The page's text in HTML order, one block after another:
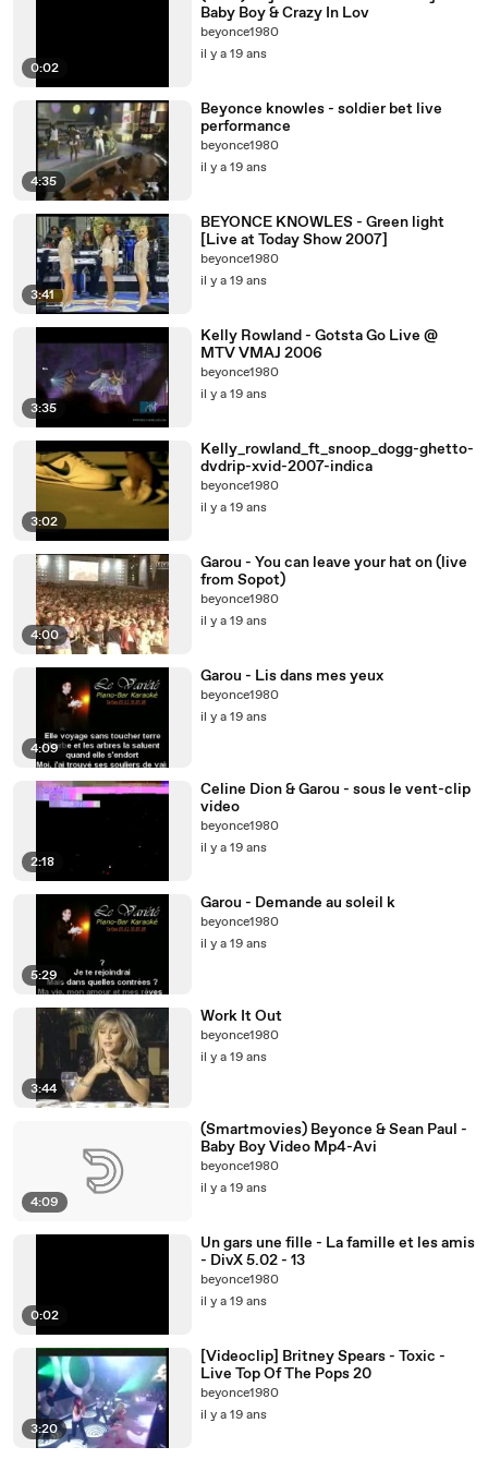
0:02
Baby Boy & Crazy In Lov
beyonce1980
il y a 19 ans
4:35
Beyonce knowles - soldier bet live
performance
beyonce1980
il y a 19 ans
3:41
BEYONCE KNOWLES - Green light
[Live at Today Show 2007]
beyonce1980
il y a 19 ans
3:35
Kelly Rowland - Gotsta Go Live @
MTV VMAJ 2006
beyonce1980
il y a 19 ans
3:02
Kelly_rowland_ft_snoop_dogg-ghetto-
dvdrip-xvid-2007-indica
beyonce1980
il y a 19 ans
4:00
Garou - You can leave your hat on (live
from Sopot)
beyonce1980
il y a 19 ans
4:09
Garou - Lis dans mes yeux
beyonce1980
il y a 19 ans
2:18
Celine Dion & Garou - sous le vent-clip
video
beyonce1980
il y a 19 ans
5:29
Garou - Demande au soleil k
beyonce1980
il y a 19 ans
3:44
Work It Out
beyonce1980
il y a 19 ans
4:09
(Smartmovies) Beyonce & Sean Paul -
Baby Boy Video Mp4-Avi
beyonce1980
il y a 19 ans
0:02
Un gars une fille - La famille et les amis
- DivX 5.02 - 13
beyonce1980
il y a 19 ans
3:20
[Videoclip] Britney Spears - Toxic -
Live Top Of The Pops 20
beyonce1980
il y a 19 ans